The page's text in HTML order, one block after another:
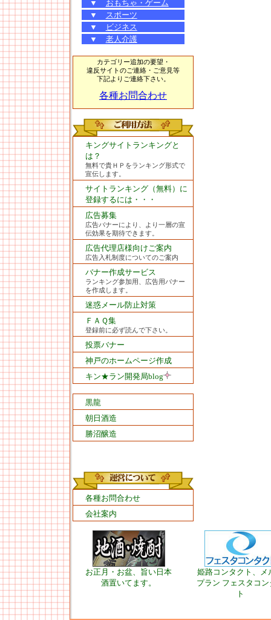
▼
おもちゃ・ゲーム
▼
スポーツ
▼
ビジネス
▼
老人介護
カテゴリー追加の要望・
違反サイトのご連絡・ご意見等
下記よりご連絡下さい。
各種お問合わせ
キングサイトランキングと
は？
無料で貴ＨＰをランキング形式で
宣伝します。
サイトランキング（無料）に
登録するには・・・
広告募集
広告バナーにより、より一層の宣
伝効果を期待できます。
広告代理店様向けご案内
広告入札制度についてのご案内
バナー作成サービス
ランキング参加用、広告用バナー
を作成します。
迷惑メール防止対策
ＦＡＱ集
登録前に必ず読んで下さい。
投票バナー
神戸のホームページ作成
キン★ラン開発局blog
黒龍
朝日酒造
勝沼醸造
各種お問合わせ
会社案内
お正月・お盆、旨い日本
酒置いてます。
姫路コンタクト、メ
プラン フェスタコン
ト